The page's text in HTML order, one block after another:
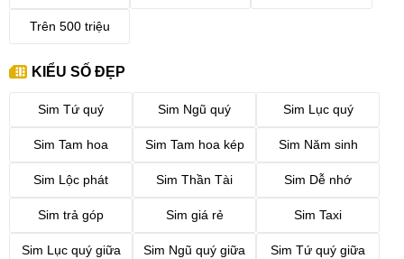
Trên 500 triệu
KIỂU SỐ ĐẸP
Sim Tứ quý Sim Ngũ quý Sim Lục quý
Sim Tam hoa Sim Tam hoa kép Sim Năm sinh
Sim Lộc phát Sim Thần Tài Sim Dễ nhớ
Sim trả góp Sim giá rẻ Sim Taxi
Sim Lục quý giữa Sim Ngũ quý giữa Sim Tứ quý giữa